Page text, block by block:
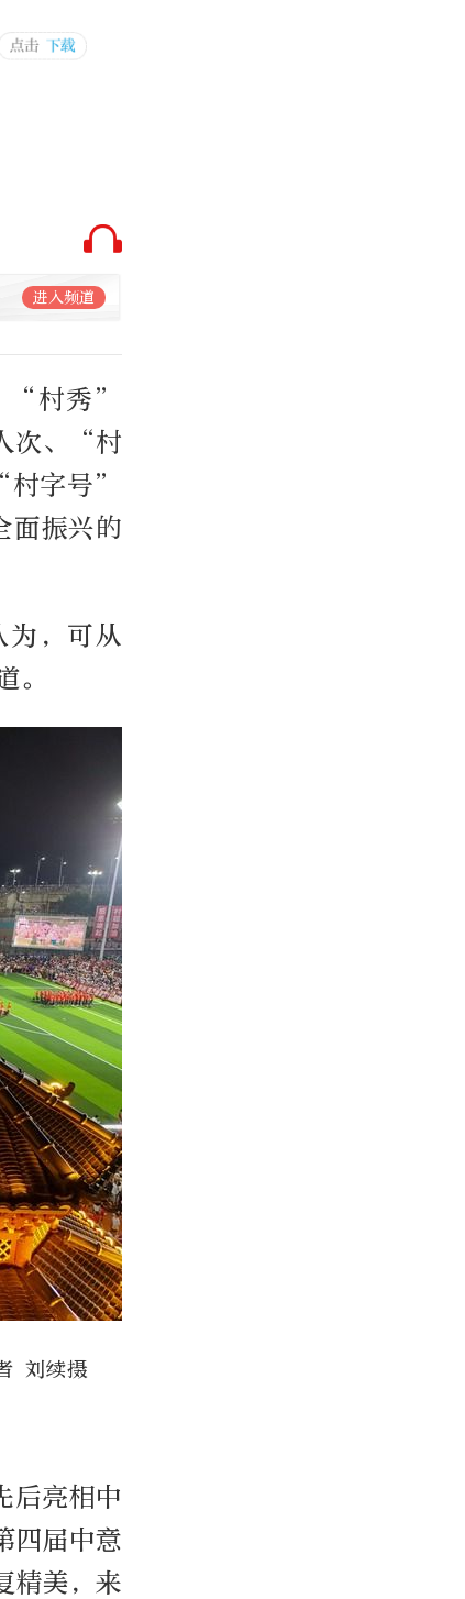
进入频道
村秀”
次、“村
字号”
面振兴的
，可从
刘续摄
后亮相中
四届中意
精美，来